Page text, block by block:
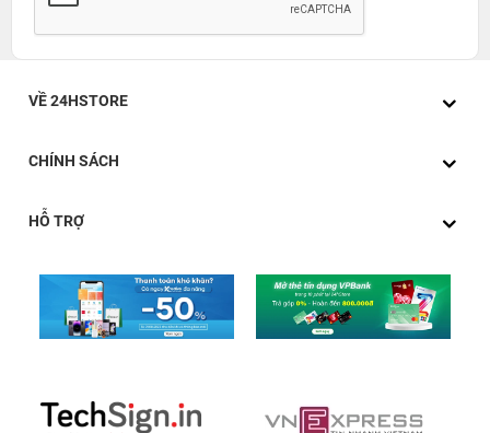
VỀ 24HSTORE
CHÍNH SÁCH
HỖ TRỢ